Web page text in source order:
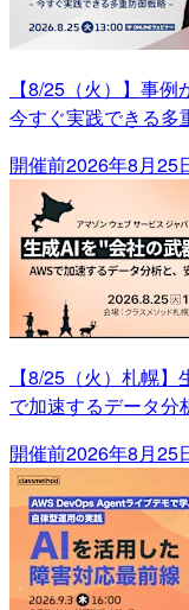
【8/25（火）】事
今すぐ実践できる多
開催前2026年8月25
【8/25（火）札幌
で加速するデータ分
開催前2026年8月25